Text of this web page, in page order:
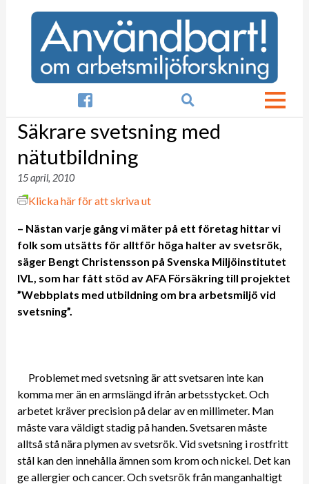

Säkrare svetsning med
nätutbildning
15 april, 2010
Klicka här för att skriva ut
– Nästan varje gång vi mäter på ett företag hittar vi
folk som utsätts för alltför höga halter av svetsrök,
säger Bengt Christensson på Svenska Miljöinstitutet
IVL, som har fått stöd av AFA Försäkring till projektet
”Webbplats med utbildning om bra arbetsmiljö vid
svetsning”.
Problemet med svetsning är att svetsaren inte kan
komma mer än en armslängd ifrån arbetsstycket. Och
arbetet kräver precision på delar av en millimeter. Man
måste vara väldigt stadig på handen. Svetsaren måste
alltså stå nära plymen av svetsrök. Vid svetsning i rostfritt
stål kan den innehålla ämnen som krom och nickel. Det kan
ge allergier och cancer. Och svetsrök från manganhaltigt